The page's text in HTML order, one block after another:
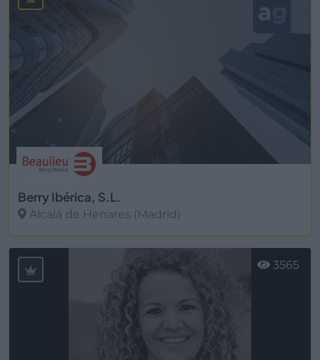
Berry Ibérica, S.L.
Alcalá de Henares (Madrid)
3565